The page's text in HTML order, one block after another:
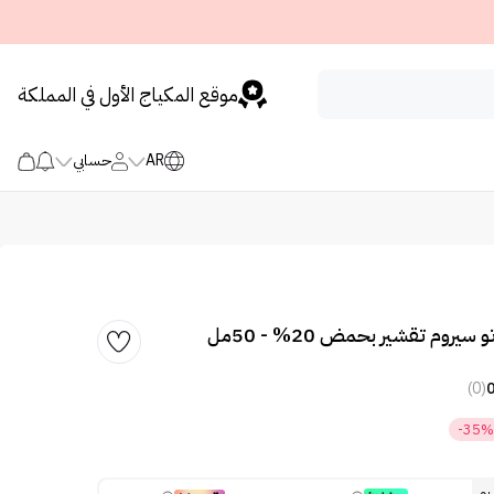
موقع المكياج الأول في المملكة
AR حسابي
تقشير بحمض 20% - 50مل
0
(0)
-35%